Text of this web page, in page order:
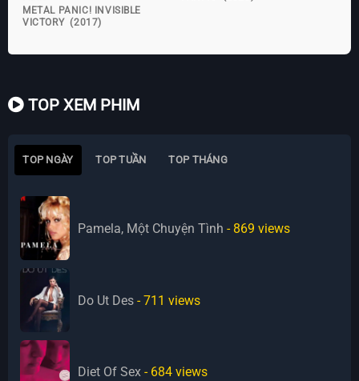
METAL PANIC! INVISIBLE
VICTORY (2017)
TOP XEM PHIM
TOP NGÀY TOP TUẦN TOP THÁNG
Pamela, Một Chuyện Tình - 869 views
Do Ut Des - 711 views
Diet Of Sex - 684 views